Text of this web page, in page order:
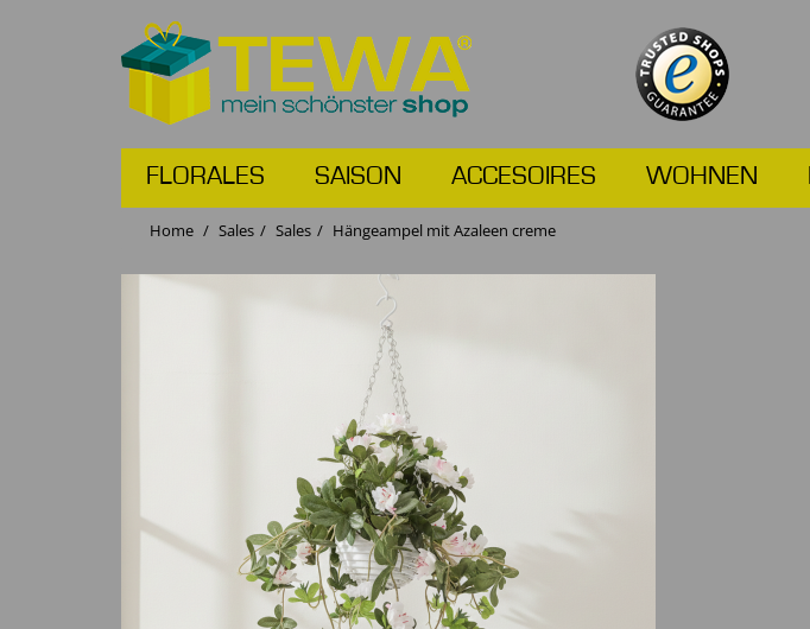
FLORALES SAISON ACCESOIRES WOHNEN
Home Sales Sales Hängeampel mit Azaleen creme